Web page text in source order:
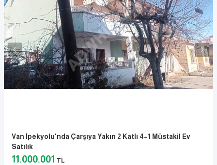
Van İpekyolu'nda Çarşıya Yakın 2 Katlı 4+1 Müstakil Ev
Satılık
11.000.001 TL